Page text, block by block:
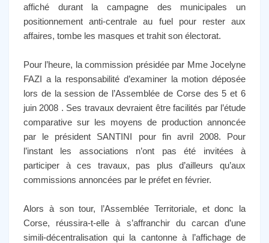
affiché durant la campagne des municipales un
positionnement anti-centrale au fuel pour rester aux
affaires, tombe les masques et trahit son électorat.
Pour l’heure, la commission présidée par Mme Jocelyne
FAZI a la responsabilité d’examiner la motion déposée
lors de la session de l’Assemblée de Corse des 5 et 6
juin 2008 . Ses travaux devraient être facilités par l’étude
comparative sur les moyens de production annoncée
par le président SANTINI pour fin avril 2008. Pour
l’instant les associations n’ont pas été invitées à
participer à ces travaux, pas plus d’ailleurs qu’aux
commissions annoncées par le préfet en février.
Alors à son tour, l’Assemblée Territoriale, et donc la
Corse, réussira-t-elle à s’affranchir du carcan d’une
simili-décentralisation qui la cantonne à l’affichage de